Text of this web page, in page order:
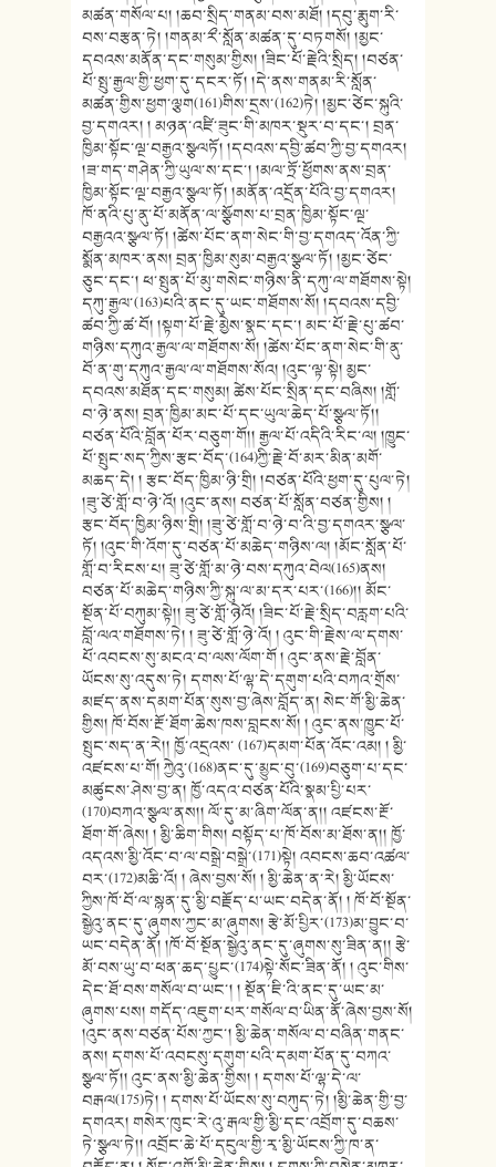
མཚན་གསོལ་པ། །ཆབ་སྲིད་གནམ་བས་མཐོ། །དབུ་རྨུག་རི་
བས་བརྩན་ཏེ། །གནམ་རྀ་སློན་མཚན་དུ་བཏགསོ། །མྱང་
དབའས་མནོན་དང་གསུམ་གྱིས། །ཟིང་པོ་རྗེའི་སྲིད། །བཙན་
པོ་སྤུ་རྒྱལ་གྱི་ཕྱག་དུ་དངར་ཏོ། །དེ་ནས་གནམ་རི་སློན་
མཚན་གྱིས་ཕྱག་ལྕག(161)གིས་དྲས་(162)ཏེ། །མྱང་ཙེང་སྐུའི་
བྱ་དགའར། ། མཉན་འཛི་ཟུང་གི་མཁར་སྡུར་བ་དང་། བྲན་
ཁྱིམ་སྟོང་ལྔ་བརྒྱའ་སྩལཏོ། །དབའས་དབྱི་ཚབ་ཀྱི་བྱ་དགའར།
།ཟ་གད་གཤེན་ཀྱི་ཡུལ་ས་དང་། །མལ་ཏྲོ་ཕྱོགས་ནས་བྲན་
ཁྱིམ་སྟོང་ལྔ་བརྒྱའ་སྩལ་ཏོ། །མནོན་འདྲོན་པོའི་བྱ་དགའར།
ཁོ་ནའི་པུ་ནུ་པོ་མནོན་ལ་སྩོགས་པ་བྲན་ཁྱིམ་སྟོང་ལྔ་
བརྒྱའའ་སྩལ་ཏོ། །ཚེས་པོང་ནག་སེང་གི་བྱ་དགའད་འོན་ཀྱི་
སྨོན་མཁར་ནས། བྲན་ཁྱིམ་སུམ་བརྒྱའ་སྩལ་ཏོ། །མྱང་ཙེང་
ཅུང་དང་། ཕ་སྤུན་པོ་མུ་གསེང་གཉིས་ནི་དཀུ་ལ་གཐོགས་སྟེ།
དཀུ་རྒྱལ་(163)པའི་ནང་དུ་ཡང་གཐོགས་སོ། །དབའས་དབྱི་
ཚབ་ཀྱི་ཚ་བོ། །སྟག་པོ་རྗེ་མྱེས་སྣང་དང་། མང་པོ་རྗེ་པུ་ཚབ་
གཉིས་དཀུའ་རྒྱལ་ལ་གཐོགས་སོ། །ཚེས་པོང་ནག་སེང་གི་ནུ་
བོ་ན་གུ་དཀུའ་རྒྱལ་ལ་གཐོགས་སོའ། །འུང་ལྟ་སྟེ། མྱང་
དབའས་མཐོན་དང་གསུམ། ཚེས་པོང་སྲིན་དང་བཞིས། །གློ་
བ་ཉེ་ནས། བྲན་ཁྱིམ་མང་པོ་དང་ཡུལ་ཆེད་པོ་སྩལ་ཏོ།།
བཙན་པོའི་བློན་པོར་བཅུག་གོ།། རྒྱལ་པོ་འདིའི་རིང་ལ། །ཁྱུང་
པོ་སྤུང་སད་ཀྱིས་རྩང་བོད་(164)ཀྱི་རྗེ་བོ་མར་མིན་མགོ་
མཆད་དེ། ། རྩང་བོད་ཁྱིམ་ཉི་གྲི། །བཙན་པོའི་ཕྱག་དུ་པུལ་ཏེ།
།ཟུ་ཙེ་གློ་བ་ཉེ་འོ། །འུང་ནས། བཙན་པོ་སློན་བཙན་གྱིས། །
རྩང་བོད་ཁྱིམ་ཉིས་གྲི། །ཟུ་ཙེ་གློ་བ་ཉེ་བ་འི་བྱ་དགའར་སྩལ་
ཏོ། །འུང་གི་འོག་དུ་བཙན་པོ་མཆེད་གཉིས་ལ། །མོང་སློན་པོ་
གློ་བ་རིངས་པ། ཟུ་ཙེ་གློ་མ་ཉེ་བས་དཀུའ་བེལ(165)ནས།
བཙན་པོ་མཆེད་གཉིས་ཀྱི་སྐུ་ལ་མ་དར་པར་(166)།། མོང་
སྔོན་པོ་བཀུམ་སྟེ།། ཟུ་ཙེ་གློ་ཉེའོ། །ཟིང་པོ་རྗེ་སྲིད་བརླག་པའི་
བློ་ལའ་གཐོགས་ཏེ། ། ཟུ་ཙེ་གློ་ཉེ་འོ། ། འུང་གི་རྗེས་ལ་དགས་
པོ་འབངས་སུ་མངའ་བ་ལས་ལོག་གོ ། འུང་ནས་རྗེ་བློན་
ཡོངས་སུ་འདུས་ཏེ། དགས་པོ་ལྷ་དེ་དགུག་པའི་བཀའ་གྲོས་
མཛད་ནས་དམག་པོན་སུས་བྱ་ཞེས་བློད་ན། སེང་གོ་མྱི་ཆེན་
གྱིས། ཁོ་བོས་རྔོ་ཐོག་ཆེས་ཁས་བླངས་སོ། ། འུང་ནས་ཁྱུང་པོ་
སྤུང་སད་ན་རེ།། ཁྱོ་འདྲའས་ (167)དམག་པོན་འོང་འམ། ། མྱི་
འཛངས་པ་གོ། ཀྱེའུ་(168)ནང་དུ་མྱུང་བུ་(169)བཅུག་པ་དང་
མཚུངས་ཤེས་བྱ་ན། ཁྱོ་འདའ་བཙན་པོའི་སྣམ་པྱི་པར་
(170)བཀའ་སྩལ་ནས།། ལོ་དུ་མ་ཞིག་ལོན་ན།། འཛངས་རྔོ་
ཐོག་གོ་ཞེས། ། མྱི་ཆིག་གིས། བསྟོད་པ་ཁོ་བོས་མ་ཐོས་ན།། ཁྱོ་
འདའས་མྱི་འོང་བ་ལ་བསྒྲེ་བསྒྲེ་(171)སྟེ། འབངས་ཆབ་འཚལ་
བར་(172)མཆི་འོ། ། ཞེས་བྱས་སོ། ། མྱི་ཆེན་ན་རེ། མྱི་ཡོངས་
ཀྱིས་ཁོ་བོ་ལ་སྙན་དུ་མྱི་བརྗོད་པ་ཡང་བདེན་ནོ། ། ཁོ་བོ་སྔོན་
སྒྱེའུ་ནང་དུ་ཞུགས་ཀྱང་མ་ཞུགས། རྩེ་མོ་པྱིར་(173)མ་བྱུང་བ་
ཡང་བདེན་ནོ། །ཁོ་བོ་སྔོན་སྒྱེའུ་ནང་དུ་ཞུགས་སུ་ཟིན་ན།། རྩེ་
མོ་བས་ཡུ་བ་ཕན་ཆད་པྱུང་(174)སྟེ་སོང་ཟིན་ནོ། ། འུང་གིས་
དེང་ཐོ་བས་གསོལ་བ་ཡང་། ། སྔོན་ཇི་འི་ནང་དུ་ཡང་མ་
ཞུགས་པས། གདོད་འཇུག་པར་གསོལ་བ་ཡིན་ནོ་ཞེས་བྱས་སོ།
།འུང་ནས་བཙན་པོས་ཀྱང་། མྱི་ཆེན་གསོལ་བ་བཞིན་གནང་
ནས། དགས་པོ་འབངསུ་དགུག་པའི་དམག་པོན་དུ་བཀའ་
སྩལ་ཏོ།། འུང་ནས་མྱི་ཆེན་གྱིས། ། དགས་པོ་ལྷ་དེ་ལ་
བརྒལ(175)ཏེ། ། དགས་པོ་ཡོངས་སུ་བཀུད་ཏེ། །མྱི་ཆེན་གྱི་བྱ་
དགའར། གསེར་ཁུང་རེ་འུ་རྒལ་གྱི་མྱི་དང་འབྲོག་དུ་བཆས་
ཏེ་སྩལ་ཏེ།། འབྲོང་ཆེ་པོ་དངུལ་གྱི་རྭ་མྱི་ཡོངས་ཀྱི་ཁ་ན་